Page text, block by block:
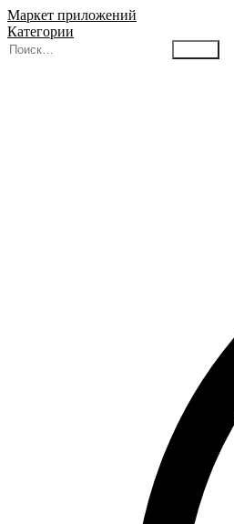
Маркет приложений
Категории